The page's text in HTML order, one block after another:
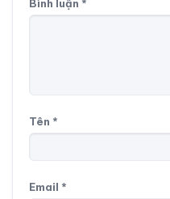
Bình luận *
Tên *
Email *